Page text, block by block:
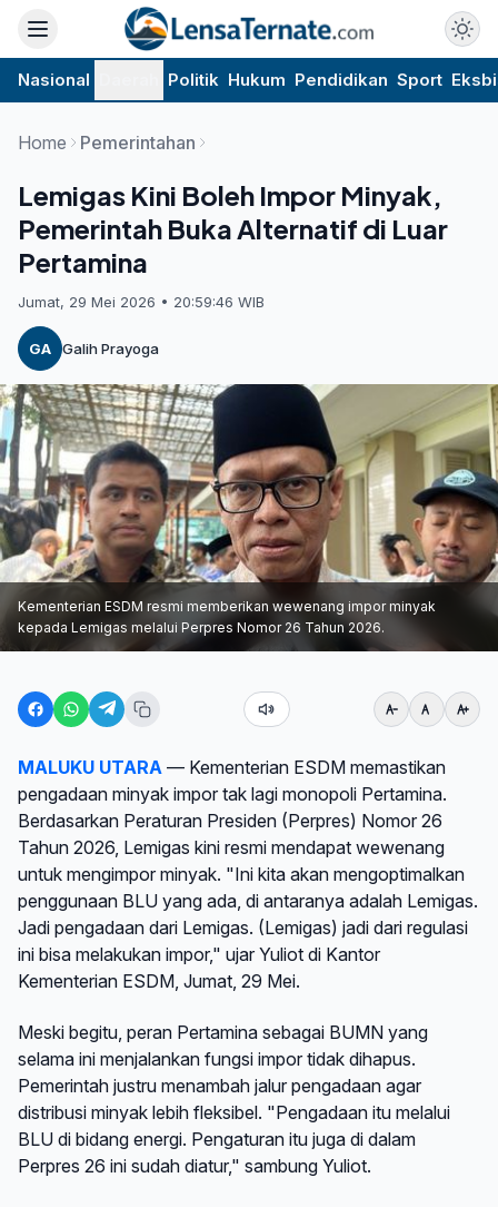
Nasional Politik Hukum Pendidikan Sport
Home Pemerintahan
Lemigas Kini Boleh Impor Minyak,
Pemerintah Buka Alternatif di Luar
Pertamina
Jumat, 29 Mei 2026 • 20:59:46 WIB
GA Galih Prayoga
Kementerian ESDM resmi memberikan wewenang impor minyak
kepada Lemigas melalui Perpres Nomor 26 Tahun 2026.
MALUKU UTARA — Kementerian ESDM memastikan
pengadaan minyak impor tak lagi monopoli Pertamina.
Berdasarkan Peraturan Presiden (Perpres) Nomor 26
Tahun 2026, Lemigas kini resmi mendapat wewenang
untuk mengimpor minyak. "Ini kita akan mengoptimalkan
penggunaan BLU yang ada, di antaranya adalah Lemigas.
Jadi pengadaan dari Lemigas. (Lemigas) jadi dari regulasi
ini bisa melakukan impor," ujar Yuliot di Kantor
Kementerian ESDM, Jumat, 29 Mei.
Meski begitu, peran Pertamina sebagai BUMN yang
selama ini menjalankan fungsi impor tidak dihapus.
Pemerintah justru menambah jalur pengadaan agar
distribusi minyak lebih fleksibel. "Pengadaan itu melalui
BLU di bidang energi. Pengaturan itu juga di dalam
Perpres 26 ini sudah diatur," sambung Yuliot.